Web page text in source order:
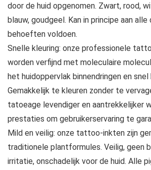
door de huid opgenomen. Zwart, rood,
blauw, goudgeel. Kan in principe aan alle
behoeften voldoen.
Snelle kleuring: onze professionele
worden verfijnd met moleculaire
het huidoppervlak binnendringen en snel
Gemakkelijk te kleuren zonder te
tatoeage levendiger en aantrekkelijker
prestaties om gebruikerservaring te
Mild en veilig: onze tattoo-inkten zijn
traditionele plantformules. Veilig, geen
irritatie, onschadelijk voor de huid. Alle